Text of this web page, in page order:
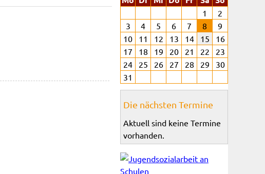
1
2
3
4 5 6 7 8
9
10
11 12 13 14 15
16
17
18 19 20 21 22
23
24
25 26 27 28 29
30
31
Die nächsten Termine
Aktuell sind keine Termine
vorhanden.